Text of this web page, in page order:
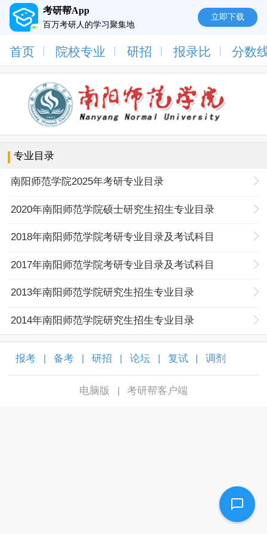
考研帮App
百万考研人的学习聚集地
立即下载
首页 院校专业 研招 报录比 分数
专业目录
南阳师范学院2025年考研专业目录
2020年南阳师范学院硕士研究生招生专业目录
2018年南阳师范学院考研专业目录及考试科目
2017年南阳师范学院考研专业目录及考试科目
2013年南阳师范学院研究生招生专业目录
2014年南阳师范学院研究生招生专业目录
报考 备考 研招 论坛 复试 调剂
电脑版 考研帮客户端